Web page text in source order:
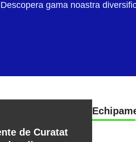
Descopera gama noastra
de Curatat